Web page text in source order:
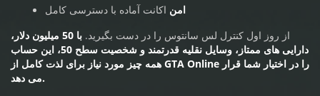
امن اکانت آماده با دسترسی کامل
از روز اول کنترل لس سانتوس را در دست بگیرید. با
50 میلیون دلار،
دارایی های ممتاز، وسایل نقلیه قدرتمند و شخصیت سطح 50
، این حساب
همه چیز مورد نیاز برای لذت کامل از GTA Online را در اختیار شما قرار
می دهد.